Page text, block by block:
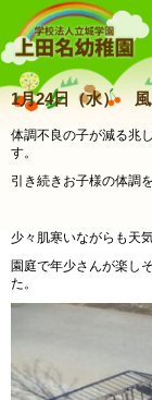
1月24日（水）
体調不良の子が減る兆
す。
引き続きお子様の体調
少々肌寒いながらも天
園庭で年少さんが楽し
た。